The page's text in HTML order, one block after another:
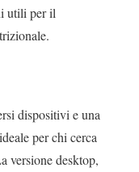
utili per il
dispositivi e una
per chi cerca
versione desktop,